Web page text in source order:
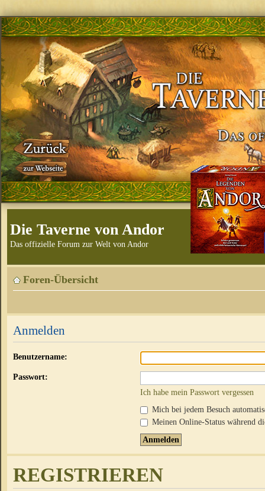
Die Taverne von Andor
Das offizielle Forum zur Welt von Andor
Foren-Übersicht
Anmelden
Benutzername:
Passwort:
Ich habe mein Passwort vergessen
Mich bei jedem Besuch
Meinen Online-Status während
REGISTRIEREN